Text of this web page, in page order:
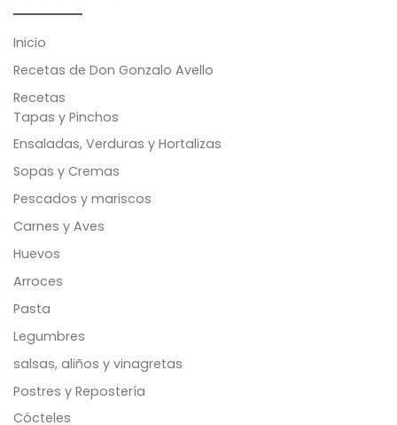
Inicio
Recetas de Don Gonzalo Avello
Recetas
Tapas y Pinchos
Ensaladas, Verduras y Hortalizas
Sopas y Cremas
Pescados y mariscos
Carnes y Aves
Huevos
Arroces
Pasta
Legumbres
salsas, aliños y vinagretas
Postres y Repostería
Cócteles